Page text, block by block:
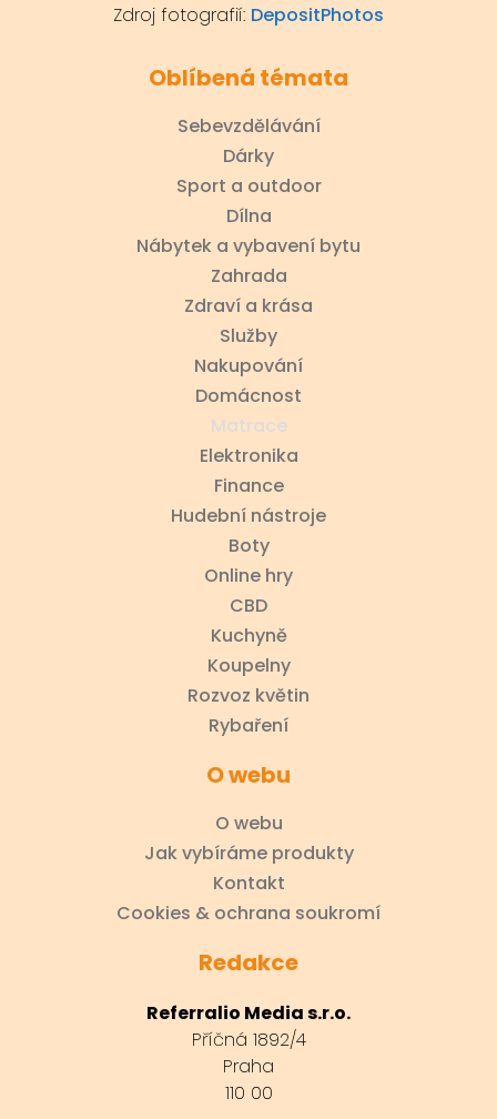
Zdroj fotografií: DepositPhotos
Oblíbená témata
Sebevzdělávání
Dárky
Sport a outdoor
Dílna
Nábytek a vybavení bytu
Zahrada
Zdraví a krása
Služby
Nakupování
Domácnost
Matrace
Elektronika
Finance
Hudební nástroje
Boty
Online hry
CBD
Kuchyně
Koupelny
Rozvoz květin
Rybaření
O webu
O webu
Jak vybíráme produkty
Kontakt
Cookies & ochrana soukromí
Redakce
Referralio Media s.r.o.
Příčná 1892/4
Praha
110 00